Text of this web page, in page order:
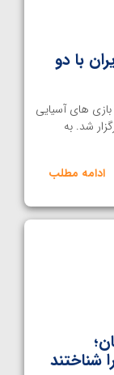
با دو
آزاد بازی های آسیایی
شد. به
ادامه مطلب
شناختند